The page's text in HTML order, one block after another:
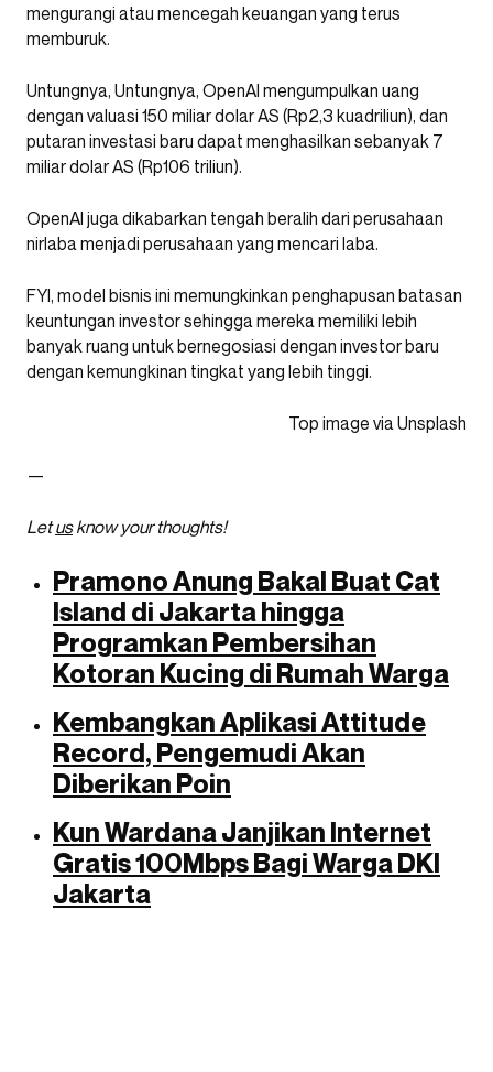
mengurangi atau mencegah keuangan yang terus
memburuk.
Untungnya, Untungnya, OpenAI mengumpulkan uang
dengan valuasi 150 miliar dolar AS (Rp2,3 kuadriliun), dan
putaran investasi baru dapat menghasilkan sebanyak 7
miliar dolar AS (Rp106 triliun).
OpenAI juga dikabarkan tengah beralih dari perusahaan
nirlaba menjadi perusahaan yang mencari laba.
FYI, model bisnis ini memungkinkan penghapusan batasan
keuntungan investor sehingga mereka memiliki lebih
banyak ruang untuk bernegosiasi dengan investor baru
dengan kemungkinan tingkat yang lebih tinggi.
Top image via Unsplash
—
Letusknow your thoughts!
Pramono Anung Bakal Buat Cat
Island di Jakarta hingga
Programkan Pembersihan
Kotoran Kucing di Rumah Warga
Kembangkan Aplikasi Attitude
Record, Pengemudi Akan
Diberikan Poin
Kun Wardana Janjikan Internet
Gratis 100Mbps Bagi Warga DKI
Jakarta